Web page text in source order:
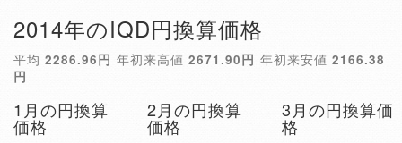
2014年のIQD円換算価格
平均 2286.96円 年初来高値 2671.90円 年初来安値 2166.38
円
1月の円換算
価格
2月の円換算
価格
3月の円換算価
格